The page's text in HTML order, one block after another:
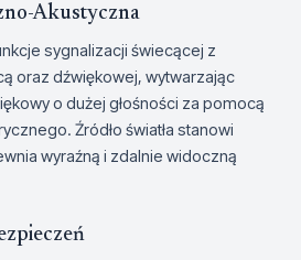
Akustyczna
sygnalizacji świecącej z
oraz dźwiękowej, wytwarzając
o dużej głośności za pomocą
Źródło światła stanowi
wyraźną i zdalnie widoczną